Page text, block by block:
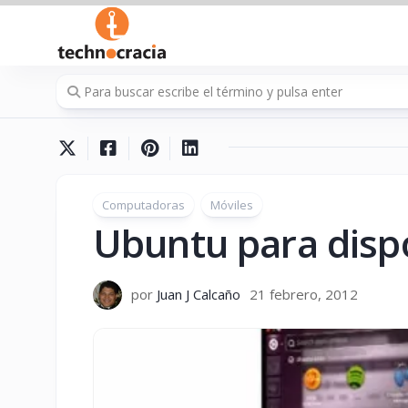
Saltar
contenido
Computadoras Móviles
Ubuntu para
por Juan J Calcaño 21 febrero, 2012